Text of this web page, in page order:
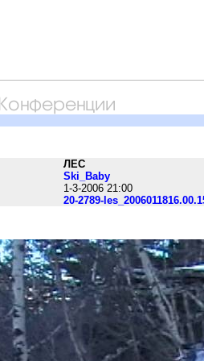
ЛЕС
Ski_Baby
1-3-2006 21:00
20-2789-